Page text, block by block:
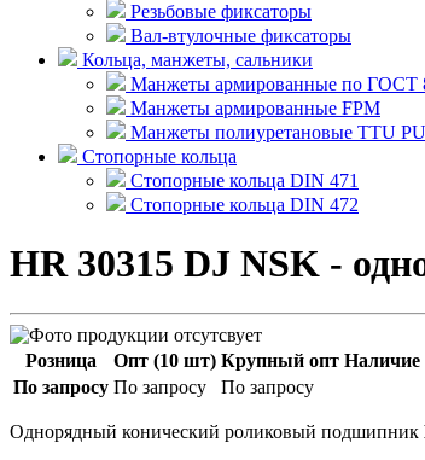
Резьбовые фиксаторы
Вал-втулочные фиксаторы
Кольца, манжеты, сальники
Манжеты армированные по ГОСТ
Манжеты армированные FPM
Манжеты полиуретановые TTU PU
Стопорные кольца
Стопорные кольца DIN 471
Стопорные кольца DIN 472
HR 30315 DJ NSK -
Розница Опт (10 шт) Крупный опт Наличие
По запросу По запросу По запросу
Однорядный конический роликовый подшипник